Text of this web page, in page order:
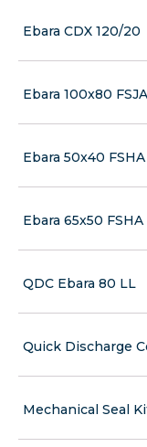
Ebara CDX 120/20
Ebara 100x80 FSJA
Ebara 50x40 FSHA
Ebara 65x50 FSHA
QDC Ebara 80 LL
Quick Discharge
Mechanical Seal